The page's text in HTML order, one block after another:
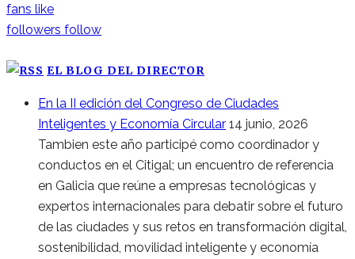
fans like
followers follow
EL BLOG DEL DIRECTOR
En la II edición del Congreso de Ciudades
Inteligentes y Economía Circular 14 junio, 2026
Tambien este año participé como coordinador y
conductos en el Citigal; un encuentro de referencia
en Galicia que reúne a empresas tecnológicas y
expertos internacionales para debatir sobre el futuro
de las ciudades y sus retos en transformación digital,
sostenibilidad, movilidad inteligente y economía